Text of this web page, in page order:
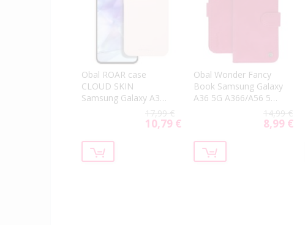
Obal ROAR case
CLOUD SKIN
Samsung Galaxy A36
17,99 €
Special
10,79 €
Obal Wonder Fancy
Book Samsung Galaxy
A36 5G A366/A56 5G
14,99 €
Special
8,99 €